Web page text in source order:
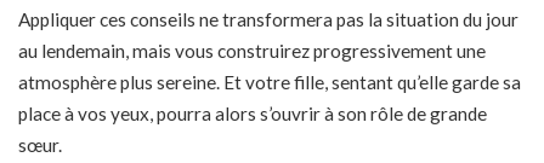
Appliquer ces conseils ne transformera pas la situation du jour
au lendemain, mais vous construirez progressivement une
atmosphère plus sereine. Et votre fille, sentant qu’elle garde sa
place à vos yeux, pourra alors s’ouvrir à son rôle de grande
sœur.